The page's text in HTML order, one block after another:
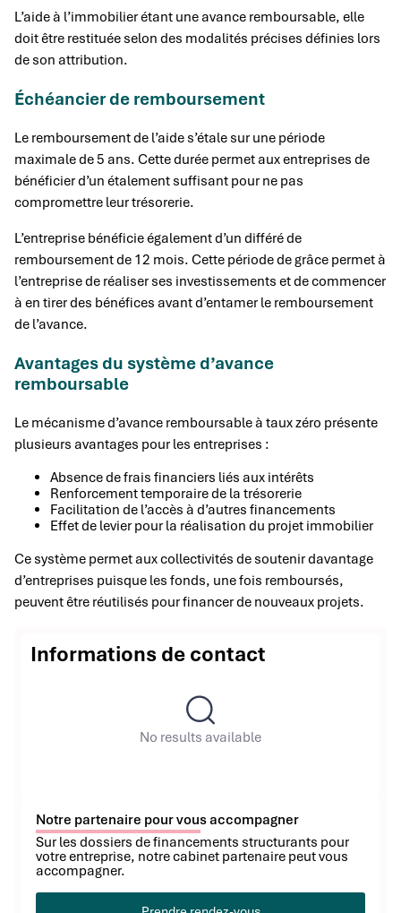
L’aide à l’immobilier étant une avance remboursable, elle
doit être restituée selon des modalités précises définies lors
de son attribution.
Échéancier de remboursement
Le remboursement de l’aide s’étale sur une période
maximale de 5 ans. Cette durée permet aux entreprises de
bénéficier d’un étalement suffisant pour ne pas
compromettre leur trésorerie.
L’entreprise bénéficie également d’un différé de
remboursement de 12 mois. Cette période de grâce permet à
l’entreprise de réaliser ses investissements et de commencer
à en tirer des bénéfices avant d’entamer le remboursement
de l’avance.
Avantages du système d’avance
remboursable
Le mécanisme d’avance remboursable à taux zéro présente
plusieurs avantages pour les entreprises :
Absence de frais financiers liés aux intérêts
Renforcement temporaire de la trésorerie
Facilitation de l’accès à d’autres financements
Effet de levier pour la réalisation du projet immobilier
Ce système permet aux collectivités de soutenir davantage
d’entreprises puisque les fonds, une fois remboursés,
peuvent être réutilisés pour financer de nouveaux projets.
Informations de contact
No results available
Notre partenaire pour vous accompagner
Sur les dossiers de financements structurants pour
votre entreprise, notre cabinet partenaire peut vous
accompagner.